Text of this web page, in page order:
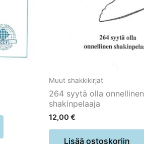
Muut shakkikirjat
264 syytä olla onnellinen
shakinpelaaja
12,00€
Lisää ostoskoriin